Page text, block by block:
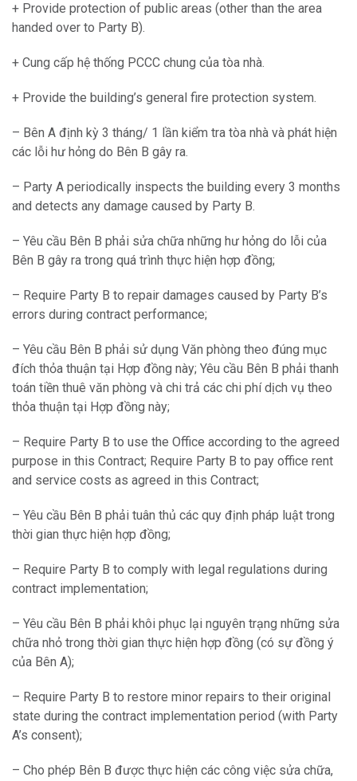
+ Provide protection of public areas (other than the area
handed over to Party B).
+ Cung cấp hệ thống PCCC chung của tòa nhà.
+ Provide the building’s general fire protection system.
– Bên A định kỳ 3 tháng/ 1 lần kiểm tra tòa nhà và phát hiện
các lỗi hư hỏng do Bên B gây ra.
– Party A periodically inspects the building every 3 months
and detects any damage caused by Party B.
– Yêu cầu Bên B phải sửa chữa những hư hỏng do lỗi của
Bên B gây ra trong quá trình thực hiện hợp đồng;
– Require Party B to repair damages caused by Party B’s
errors during contract performance;
– Yêu cầu Bên B phải sử dụng Văn phòng theo đúng mục
đích thỏa thuận tại Hợp đồng này; Yêu cầu Bên B phải thanh
toán tiền thuê văn phòng và chi trả các chi phí dịch vụ theo
thỏa thuận tại Hợp đồng này;
– Require Party B to use the Office according to the agreed
purpose in this Contract; Require Party B to pay office rent
and service costs as agreed in this Contract;
– Yêu cầu Bên B phải tuân thủ các quy định pháp luật trong
thời gian thực hiện hợp đồng;
– Require Party B to comply with legal regulations during
contract implementation;
– Yêu cầu Bên B phải khôi phục lại nguyên trạng những sửa
chữa nhỏ trong thời gian thực hiện hợp đồng (có sự đồng ý
của Bên A);
– Require Party B to restore minor repairs to their original
state during the contract implementation period (with Party
A’s consent);
– Cho phép Bên B được thực hiện các công việc sửa chữa,